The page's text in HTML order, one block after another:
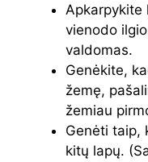
Apkarpykite
vienodo
valdomas.
Genėkite,
žemę,
žemiau
Genėti taip,
kitų lapų.